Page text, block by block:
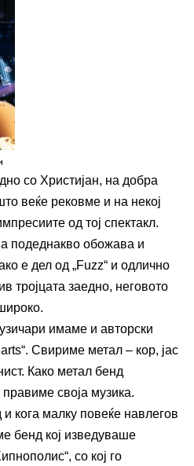
со Христијан, на добра
веќе рековме и на некој
од тој спектакл.
подеднакво обожава и
е дел од „Fuzz“ и одлично
тројцата заедно, неговото
имаме и авторски
Свириме метал – кор, јас
Како метал бенд
своја музика.
кога малку повеќе навлегов
бенд кој изведуваше
со кој го